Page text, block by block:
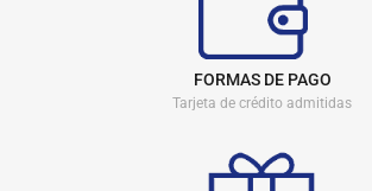
FORMAS DE PAGO
Tarjeta de crédito admitidas